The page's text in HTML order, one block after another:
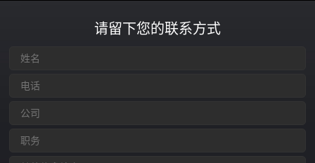
请留下您的联系方式